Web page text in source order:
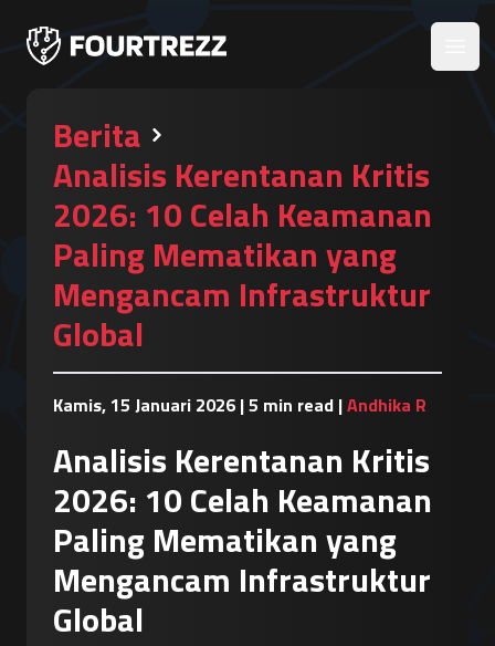
Berita
Analisis Kerentanan Kritis
2026: 10 Celah Keamanan
Paling Mematikan yang
Mengancam Infrastruktur
Global
Kamis, 15 Januari 2026 |5 min read |Andhika R
Analisis Kerentanan Kritis
2026: 10 Celah Keamanan
Paling Mematikan yang
Mengancam Infrastruktur
Global